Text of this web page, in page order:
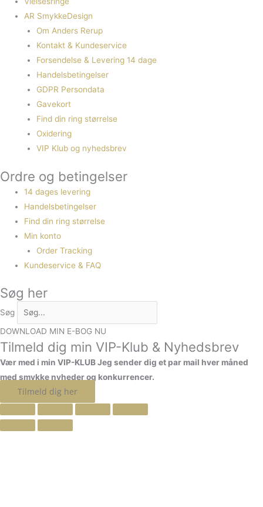
AR SmykkeDesign
Om Anders Rerup
Kontakt & Kundeservice
Forsendelse & Levering 14 dage
Handelsbetingelser
GDPR Persondata
Gavekort
Find din ring størrelse
Oxidering
VIP Klub og nyhedsbrev
Ordre og betingelser
14 dages levering
Handelsbetingelser
Find din ring størrelse
Min konto
Order Tracking
Kundeservice & FAQ
Søg her
Søg
DOWNLOAD MIN E-BOG NU
Tilmeld dig min VIP-Klub & Nyhedsbrev
Vær med i min VIP-KLUBJeg sender dig et par mail hver måned
med smykke nyheder og konkurrencer.
Tilmeld dig her